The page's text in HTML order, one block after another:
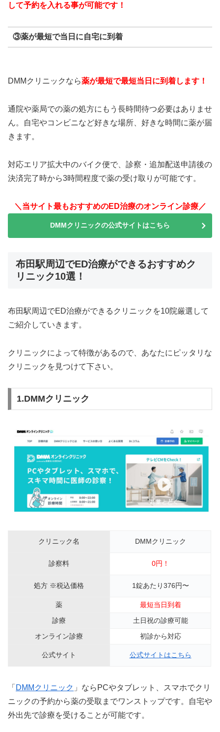
して予約を入れる事が可能です！
③薬が最短で当日に自宅に到着
DMMクリニックなら薬が最短で最短当日に到着します！
通院や薬局での薬の処方にもう長時間待つ必要はありませ
ん。自宅やコンビニなど好きな場所、好きな時間に薬が届
きます。
対応エリア拡大中のバイク便で、診察・追加配送申請後の
決済完了時から3時間程度で薬の受け取りが可能です。
＼当サイト最もおすすめのED治療のオンライン診療／
DMMクリニックの公式サイトはこちら
布田駅周辺でED治療ができるおすすめク
リニック10選！
布田駅周辺でED治療ができるクリニックを10院厳選して
ご紹介していきます。
クリニックによって特徴があるので、あなたにピッタリな
クリニックを見つけて下さい。
1.DMMクリニック
クリニック名 DMMクリニック
診察料 0円！
処方 ※税込価格 1錠あたり376円〜
薬
最短当日到着
診療
土日祝の診療可能
オンライン診療
初診から対応
公式サイト 公式サイトはこちら
「 DMMクリニック 」ならPCやタブレット、スマホでクリ
ニックの予約から薬の受取までワンストップです。自宅や
外出先で診療を受けることが可能です。